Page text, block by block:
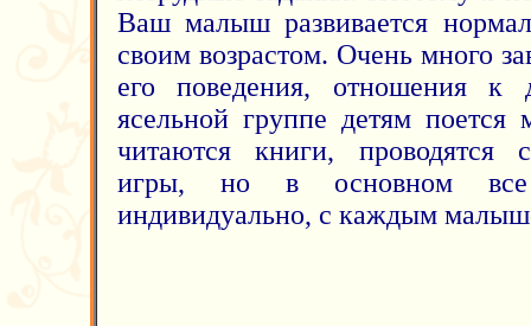
Ваш малыш развивается
своим возрастом. Очень много
его поведения, отношения
ясельной группе детям поется
читаются книги, проводятся
игры, но в основном все
индивидуально, с каждым